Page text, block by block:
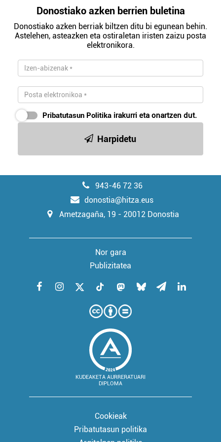
Donostiako azken berrien buletina
Donostiako azken berriak biltzen ditu bi egunean behin.
Astelehen, asteazken eta ostiraletan iristen zaizu posta
elektronikora.
Pribatutasun Politika irakurri eta onartzen dut.
Harpidetu
943-46 72 36
donostia@hitza.eus
Ametzagaña, 19 - 20012 Donostia
Nor gara
Publizitatea
KUDEAKETA AURRERATUARI
DIPLOMA
Cookieak
Pribatutasun politika